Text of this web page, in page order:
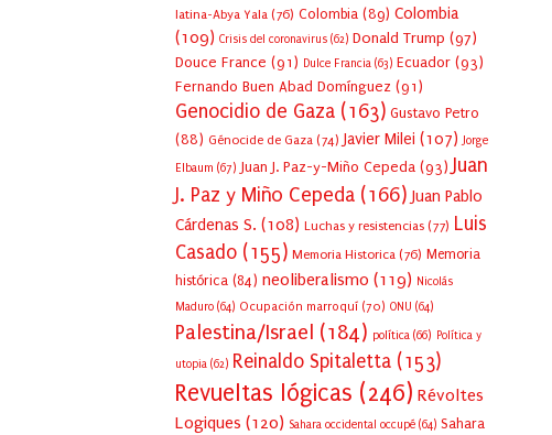
latina-Abya Yala (76) Colombia (89) Colombia
(109) Crisis del coronavirus (62) Donald Trump (97)
Douce France (91) Dulce Francia (63) Ecuador (93)
Fernando Buen Abad Domínguez (91)
Genocidio de Gaza (163) Gustavo Petro
(88) Génocide de Gaza (74) Javier Milei (107) Jorge
Elbaum (67) Juan J. Paz-y-Miño Cepeda (93) Juan
J. Paz y Miño Cepeda (166) Juan Pablo
Cárdenas S. (108) Luchas y resistencias (77) Luis
Casado (155) Memoria Historica (76) Memoria
histórica (84) neoliberalismo (119) Nicolás
Maduro (64) Ocupación marroquí (70) ONU (64)
Palestina/Israel (184) política (66) Política y
utopia (62) Reinaldo Spitaletta (153)
Revueltas lógicas (246) Révoltes
Logiques (120) Sahara occidental occupé (64) Sahara